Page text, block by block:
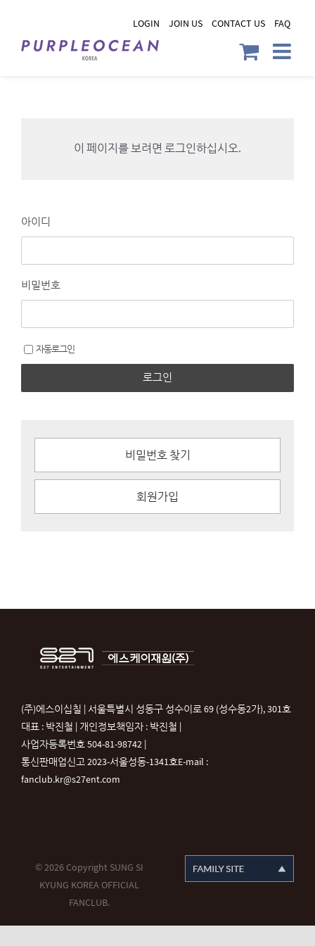
content
LOGIN JOIN US CONTACT US FAQ
이 페이지를 보려면 로그인하십시오.
아이디
비밀번호
자동로그인
로그인
비밀번호 찾기
회원가입
(주)에스이십칠 | 서울특별시 성동구 성수이로 69 (성수동2가), 301호
대표 : 박진철 | 개인정보책임자 : 박진철 |
사업자등록번호 504-81-98742 |
통신판매업신고 2023-서울성동-1341호E-mail :
fanclub.kr@s27ent.com
© 2026 Copyright SUNG SI
KYUNG KOREA OFFICIAL
FANCLUB.